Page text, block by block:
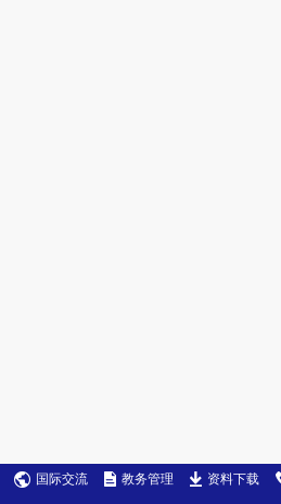
国际交流 教务管理 资料下载